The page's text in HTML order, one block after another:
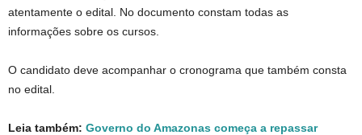
atentamente o edital. No documento constam todas as
informações sobre os cursos.
O candidato deve acompanhar o cronograma que também consta
no edital.
Leia também: Governo do Amazonas começa a repassar